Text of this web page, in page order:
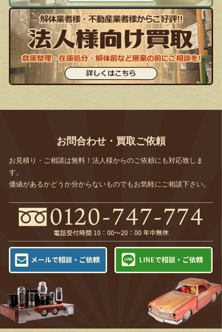
お問合わせ・買取ご依頼
お見積り・ご相談は無料！法人様からのご依頼にも対応致しま
す。
価値があるかどうか分からないものでもお気軽にご相談下さい。